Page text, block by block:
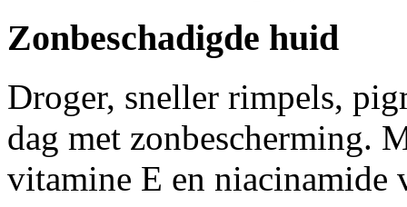
Zonbeschadigde huid
Droger, sneller rimpels,
dag met zonbescherming.
vitamine E en niacinamide